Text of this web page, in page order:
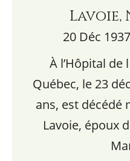
20 Déc
À l’Hôpital de
Québec, le 23
ans, est décédé
Lavoie, époux